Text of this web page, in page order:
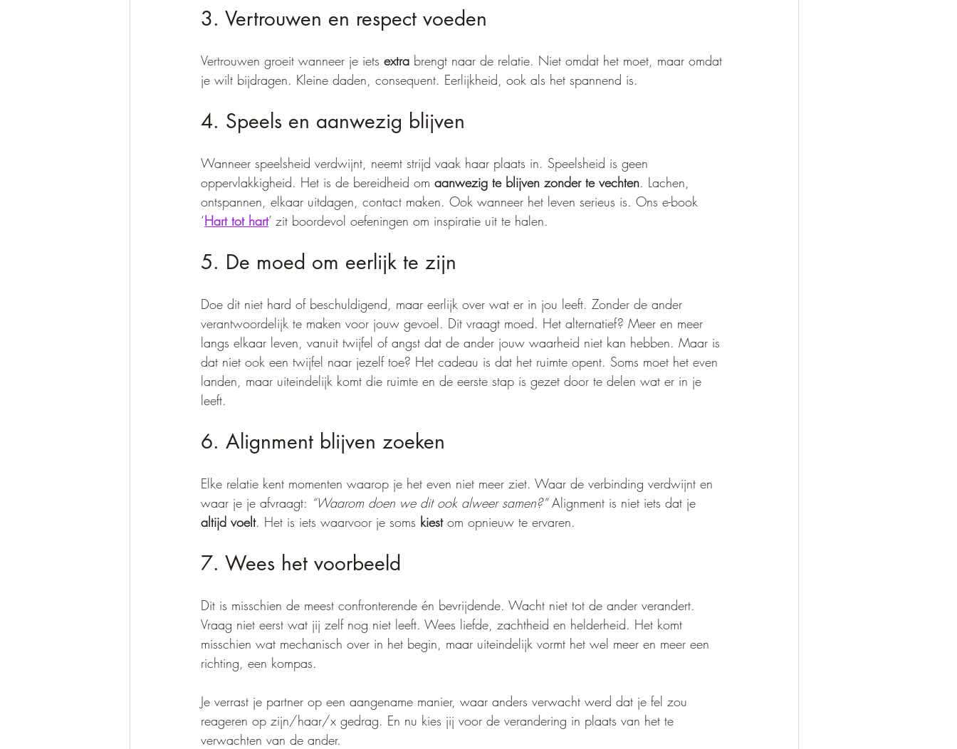
3. Vertrouwen en respect voeden
Vertrouwen groeit wanneer je iets extra brengt naar de relatie. Niet omdat het moet, maar omdat
je wilt bijdragen. Kleine daden, consequent. Eerlijkheid, ook als het spannend is.
4. Speels en aanwezig blijven
Wanneer speelsheid verdwijnt, neemt strijd vaak haar plaats in. Speelsheid is geen
oppervlakkigheid. Het is de bereidheid om aanwezig te blijven zonder te vechten. Lachen,
ontspannen, elkaar uitdagen, contact maken. Ook wanneer het leven serieus is. Ons e-book
‘Hart tot hart’ zit boordevol oefeningen om inspiratie uit te halen.
5. De moed om eerlijk te zijn
Doe dit niet hard of beschuldigend, maar eerlijk over wat er in jou leeft. Zonder de ander
verantwoordelijk te maken voor jouw gevoel. Dit vraagt moed. Het alternatief? Meer en meer
langs elkaar leven, vanuit twijfel of angst dat de ander jouw waarheid niet kan hebben. Maar is
dat niet ook een twijfel naar jezelf toe? Het cadeau is dat het ruimte opent. Soms moet het even
landen, maar uiteindelijk komt die ruimte en de eerste stap is gezet door te delen wat er in je
leeft.
6. Alignment blijven zoeken
Elke relatie kent momenten waarop je het even niet meer ziet. Waar de verbinding verdwijnt en
waar je je afvraagt: “Waarom doen we dit ook alweer samen?” Alignment is niet iets dat je
altijd voelt. Het is iets waarvoor je soms kiest om opnieuw te ervaren.
7. Wees het voorbeeld
Dit is misschien de meest confronterende én bevrijdende. Wacht niet tot de ander verandert.
Vraag niet eerst wat jij zelf nog niet leeft. Wees liefde, zachtheid en helderheid. Het komt
misschien wat mechanisch over in het begin, maar uiteindelijk vormt het wel meer en meer een
richting, een kompas.
Je verrast je partner op een aangename manier, waar anders verwacht werd dat je fel zou
reageren op zijn/haar/x gedrag. En nu kies jij voor de verandering in plaats van het te
verwachten van de ander.